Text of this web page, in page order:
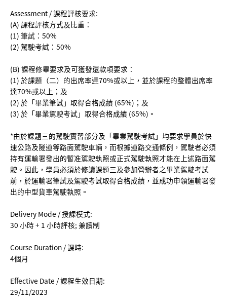
Assessment / 課程評核要求:
(A) 課程評核方式及比重：
(1) 筆試：50%
(2) 駕駛考試：50%
(B) 課程修畢要求及可獲發還款項要求：
(1) 於課題（二）的出席率達70%或以上，並於課程的整體出席率
達70%或以上；及
(2) 於「畢業筆試」取得合格成績 (65%)；及
(3) 於「畢業駕駛考試」取得合格成績 (65%)。
*由於課題三的駕駛實習部分及「畢業駕駛考試」均要求學員於快
速公路及隧道等路面駕駛車輛，而根據道路交通條例，駕駛者必須
持有運輸署發出的暫准駕駛執照或正式駕駛執照才能在上述路面駕
駛。因此，學員必須於修讀課題三及參加營辦者之畢業駕駛考試
前，於運輸署筆試及駕駛考試取得合格成績，並成功申領運輸署發
出的中型貨車駕駛執照。
Delivery Mode / 授課模式:
30 小時 + 1 小時評核; 兼讀制
Course Duration / 課時:
4個月
Effective Date / 課程生效日期:
29/11/2023